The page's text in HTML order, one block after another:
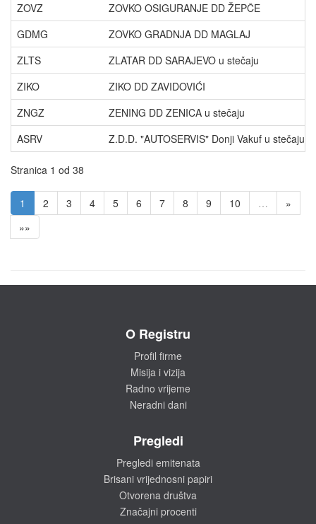
ZOVZ
ZOVKO OSIGURANJE DD ŽEPČE
GDMG
ZOVKO GRADNJA DD MAGLAJ
ZLTS
ZLATAR DD SARAJEVO u stečaju
ZIKO
ZIKO DD ZAVIDOVIĆI
ZNGZ
ZENING DD ZENICA u stečaju
ASRV
Z.D.D. "AUTOSERVIS" Donji Vakuf u stečaju
Stranica 1 od 38
1 2 3 4 5 6 7 8 9 10 …
»
»»
O Registru
Profil firme
Misija i vizija
Radno vrijeme
Neradni dani
Pregledi
Pregledi emitenata
Brisani vrijednosni papiri
Otvorena društva
Značajni procenti